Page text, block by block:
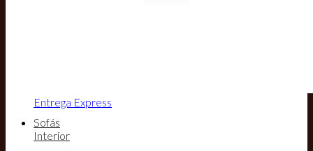
Entrega Express
Sofás
Interior